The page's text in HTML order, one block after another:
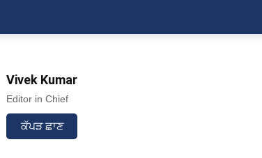
Vivek Kumar
Editor in Chief
ਕੱਪੜ ਛਾਣ